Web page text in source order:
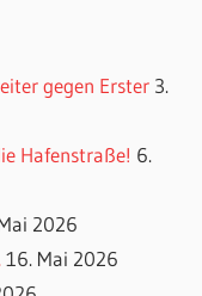
gegen Erster 3.
Hafenstraße! 6.
2026
16. Mai 2026